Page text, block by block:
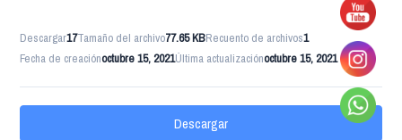
Descargar17Tamaño del archivo77.65 KBRecuento de archivos1
Fecha de creaciónoctubre 15, 2021Última actualizaciónoctubre 15, 2021
Descargar